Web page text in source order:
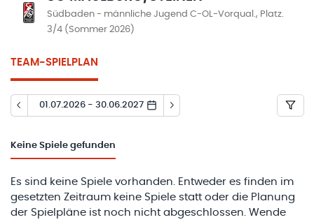
Südbaden - männliche Jugend C-OL-Vorqual., Platz.
3/4 (Sommer 2026)
TEAM-SPIELPLAN
01.07.2026 - 30.06.2027
Keine Spiele gefunden
Es sind keine Spiele vorhanden. Entweder es finden im
gesetzten Zeitraum keine Spiele statt oder die Planung
der Spielpläne ist noch nicht abgeschlossen. Wende